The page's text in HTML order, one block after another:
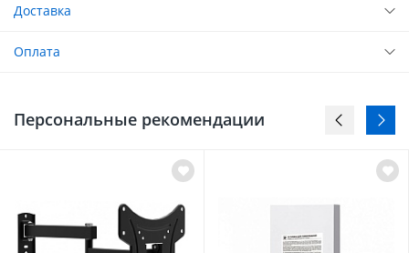
Доставка
Оплата
Персональные рекомендации